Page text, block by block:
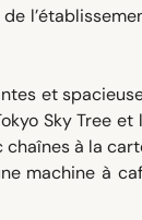
et
Sky Tree et
chaînes à la
machine à